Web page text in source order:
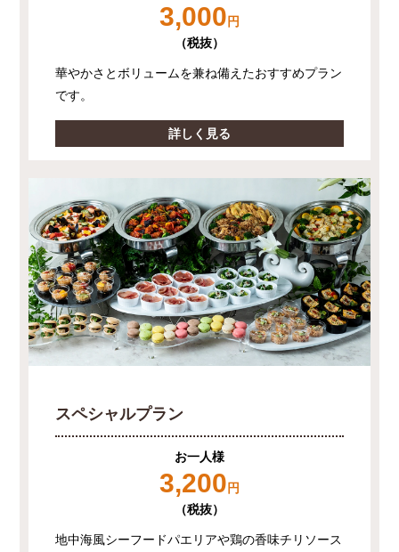
3,000 円
（税抜）
華やかさとボリュームを兼ね備えたおすすめプラン
です。
詳しく見る
スペシャルプラン
お一人様
3,200 円
（税抜）
地中海風シーフードパエリアや鶏の香味チリソース